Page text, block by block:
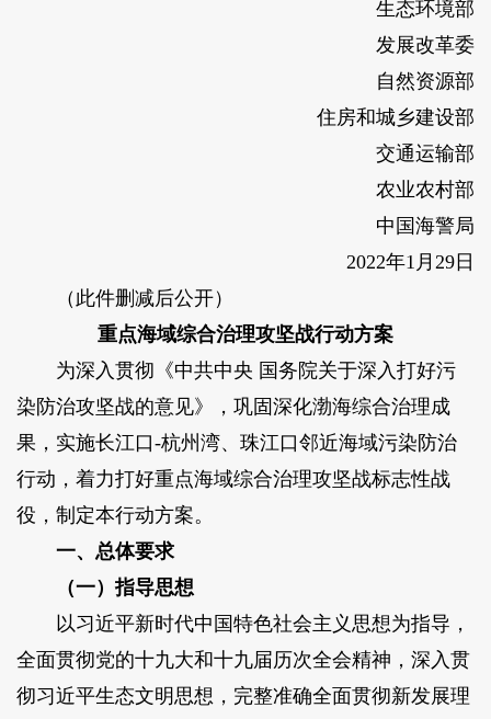
生态环境部
发展改革委
自然资源部
住房和城乡建设部
交通运输部
农业农村部
中国海警局
2022年1月29日
（此件删减后公开）
重点海域综合治理攻坚战行动方案
为深入贯彻《中共中央 国务院关于深入打好污
染防治攻坚战的意见》，巩固深化渤海综合治理成
果，实施长江口-杭州湾、珠江口邻近海域污染防治
行动，着力打好重点海域综合治理攻坚战标志性战
役，制定本行动方案。
一、总体要求
（一）指导思想
以习近平新时代中国特色社会主义思想为指导，
全面贯彻党的十九大和十九届历次全会精神，深入贯
彻习近平生态文明思想，完整准确全面贯彻新发展理